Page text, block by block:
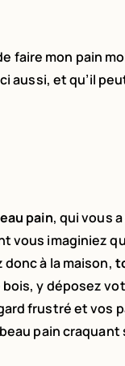
faire mon pain
aussi, et qu’il
pain, qui vous
vous imaginiez
à la maison,
y déposez
frustré et vos
pain